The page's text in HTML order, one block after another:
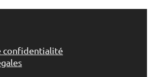
confidentialité